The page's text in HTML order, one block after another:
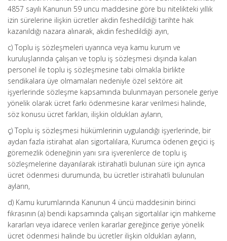
4857 sayılı Kanunun 59 uncu maddesine göre bu nitelikteki yıllık
izin sürelerine ilişkin ücretler akdin feshedildiği tarihte hak
kazanıldığı nazara alınarak, akdin feshedildiği ayın,
c) Toplu iş sözleşmeleri uyarınca veya kamu kurum ve
kuruluşlarında çalışan ve toplu iş sözleşmesi dışında kalan
personel ile toplu iş sözleşmesine tabi olmakla birlikte
sendikalara üye olmamaları nedeniyle özel sektöre ait
işyerlerinde sözleşme kapsamında bulunmayan personele geriye
yönelik olarak ücret farkı ödenmesine karar verilmesi halinde,
söz konusu ücret farkları, ilişkin oldukları ayların,
ç) Toplu iş sözleşmesi hükümlerinin uygulandığı işyerlerinde, bir
aydan fazla istirahat alan sigortalılara, Kurumca ödenen geçici iş
göremezlik ödeneğinin yanı sıra işverenlerce de toplu iş
sözleşmelerine dayanılarak istirahatli bulunan süre için ayrıca
ücret ödenmesi durumunda, bu ücretler istirahatli bulunulan
ayların,
d) Kamu kurumlarında Kanunun 4 üncü maddesinin birinci
fıkrasının (a) bendi kapsamında çalışan sigortalılar için mahkeme
kararları veya idarece verilen kararlar gereğince geriye yönelik
ücret ödenmesi halinde bu ücretler ilişkin oldukları ayların,